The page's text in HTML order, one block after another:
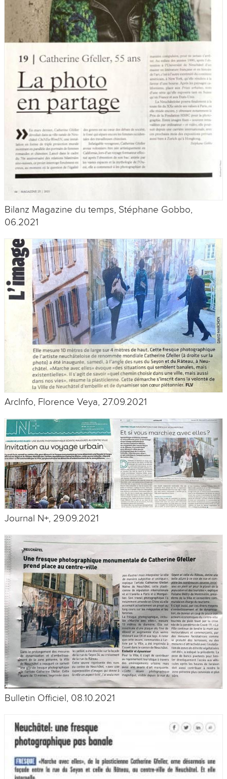
Bilanz Magazine du temps, Stéphane Gobbo,
06.2021
ArcInfo, Florence Veya, 27.09.2021
Journal N+, 29.09.2021
Bulletin Officiel, 08.10.2021